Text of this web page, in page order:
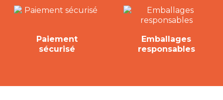
Paiement
sécurisé
Emballages
responsables